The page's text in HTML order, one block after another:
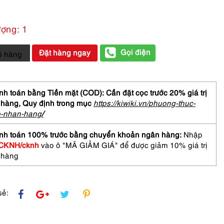
1
hàng Đặt hàng ngay Gọi điện
toán bằng Tiền mặt (COD): Cần đặt cọc trước 20% giá trị
Quy định trong mục https://kiwiki.vn/phuong-thuc-
nhan-hang/
toán 100% trước bằng chuyển khoản ngân hàng: Nhập
cknh vào ô "MÃ GIẢM GIÁ" để được giảm 10% giá trị